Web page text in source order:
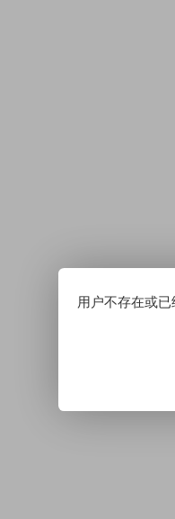
用户不存在或